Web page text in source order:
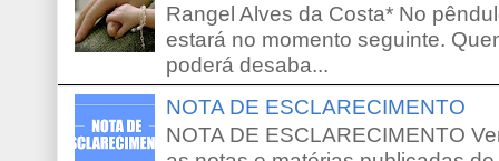
Rangel Alves da Costa* No
estará no momento seguinte.
poderá desaba...
NOTA DE ESCLARECIMENTO
NOTA DE ESCLARECIMENTO